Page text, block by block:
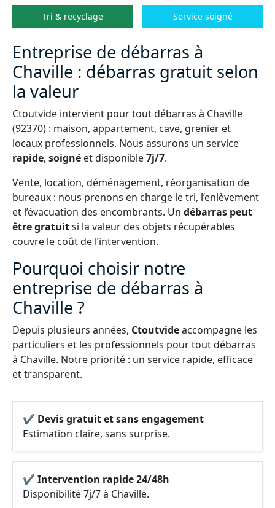
Tri & recyclage Service soigné
Entreprise de débarras à
Chaville : débarras gratuit selon
la valeur
Ctoutvide intervient pour tout débarras à Chaville
(92370) : maison, appartement, cave, grenier et
locaux professionnels. Nous assurons un service
rapide, soigné et disponible7j/7.
Vente, location, déménagement, réorganisation de
bureaux : nous prenons en charge le tri, l’enlèvement
et l’évacuation des encombrants. Un débarras peut
être gratuitsi la valeur des objets récupérables
couvre le coût de l’intervention.
Pourquoi choisir notre
entreprise de débarras à
Chaville ?
Depuis plusieurs années, Ctoutvideaccompagne les
particuliers et les professionnels pour tout débarras
à Chaville. Notre priorité : un service rapide, efficace
et transparent.
✔ Devis gratuit et sans engagement
Estimation claire, sans surprise.
✔ Intervention rapide 24/48h
Disponibilité 7j/7 à Chaville.